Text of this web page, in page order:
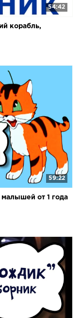
54:42
корабль,
59:22
от 1 года